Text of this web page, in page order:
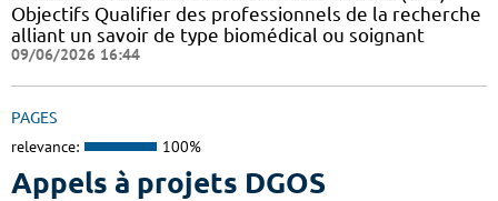
Objectifs Qualifier des professionnels de la recherche
alliant un savoir de type biomédical ou soignant
09/06/2026 16:44
PAGES
relevance: 100%
Appels à projets DGOS